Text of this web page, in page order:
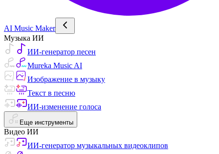
AI Music Maker
Музыка ИИ
ИИ-генератор песен
Mureka Music AI
Изображение в музыку
Текст в песню
ИИ-изменение голоса
Еще инструменты
Видео ИИ
ИИ-генератор музыкальных видеоклипов